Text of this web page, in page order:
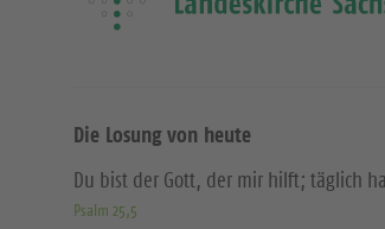
Die Losung von heute
Du bist der Gott, der mir hilft; täglich
Psalm 25,5